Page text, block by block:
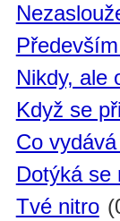
Nikdy, ale
Když se
Co
Dotýká se
Tvé nitro